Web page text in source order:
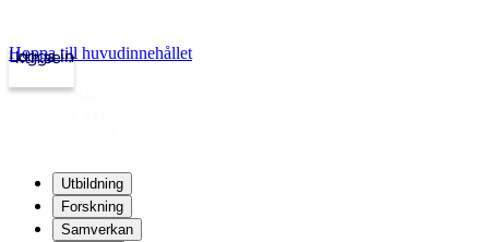
kth.se
Logga in
Hoppa till huvudinnehållet
Utbildning
Forskning
Samverkan